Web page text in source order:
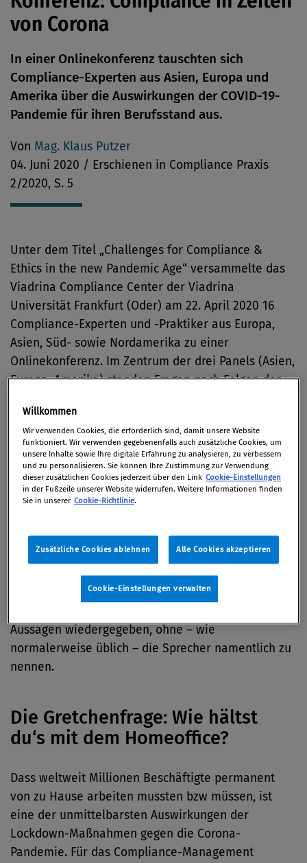
von Corona
In einer Onlinekonferenz tauschten sich
Compliance-Experten aus Asien, Europa und
Amerika über die Auswirkungen der COVID-19-
Pandemie für ihren Berufsstand aus.
Von Mag. Klaus Putzer
04. Juni 2020 / Erschienen in Compliance Praxis
2/2020, S. 5
Unter dem Titel „Challenges for Compliance &
Ethics in the new Pandemic Age“ versammelte das
Viadrina Compliance Center der Viadrina
Universität Frankfurt (Oder) am 22. April 2020 16
Compliance-Experten und -Praktiker aus Europa,
Asien, Süd- sowie Nordamerika zu einer
Onlinekonferenz. Im Zentrum der drei Panels (Asien,
Europa, Amerika) standen Fragen nach Folgen der
Unternehmen rund um den Globus.
Um den Diskutanten einen möglichst unbefangenen
Austausch zu ermöglichen, galt für die
Veranstaltung dieChatham House Rule. Diese Regel
besagt, dass Inhalte und Informationen zwar
unter der Bedingung, dass weder die Identität noch
die Zugehörigkeit von Rednern oder anderen
Teilnehmern preisgegeben werden.
Aussagen wiedergegeben, ohne – wie
normalerweise üblich – die Sprecher namentlich zu
nennen.
Die Gretchenfrage: Wie hältst
du‘s mit dem Homeoffice?
Dass weltweit Millionen Beschäftigte permanent
von zu Hause arbeiten mussten bzw müssen, ist
eine der unmittelbarsten Auswirkungen der
Lockdown-Maßnahmen gegen die Corona-
Pandemie. Für das Compliance-Management
Willkommen
Wir verwenden Cookies, die erforderlich sind, damit unsere Website
funktioniert. Wir verwenden gegebenenfalls auch zusätzliche Cookies, um
unsere Inhalte sowie Ihre digitale Erfahrung zu analysieren, zu verbessern
und zu personalisieren. Sie können Ihre Zustimmung zur Verwendung
dieser zusätzlichen Cookies jederzeit über den Link Cookie-Einstellungen
in der Fußzeile unserer Website widerrufen. Weitere Informationen finden
Sie in unserer Cookie-Richtlinie.
Zusätzliche Cookies ablehnen Alle Cookies akzeptieren
Cookie-Einstellungen verwalten